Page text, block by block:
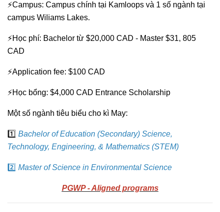
⚡Campus: Campus chính tại Kamloops và 1 số ngành tại
campus Wiliams Lakes.
⚡Học phí: Bachelor từ $20,000 CAD - Master $31, 805
CAD
⚡Application fee: $100 CAD
⚡Học bổng: $4,000 CAD Entrance Scholarship
Một số ngành tiêu biểu cho kì May:
1️⃣ Bachelor of Education (Secondary) Science,
Technology, Engineering, & Mathematics (STEM)
2️⃣ Master of Science in Environmental Science
PGWP - Aligned programs